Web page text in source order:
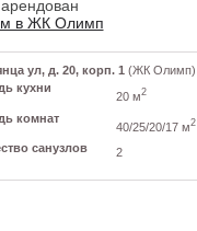
в ЖК Олимп
ул, д. 20, корп. 1 (ЖК Олимп)
кухни
20 м2
комнат
40/25/20/17 м2
санузлов 2